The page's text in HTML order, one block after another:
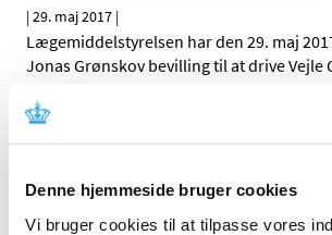
Denne hjemmeside bruger cookies
Vi bruger cookies til at tilpasse vores
|29. maj 2017 |
Lægemiddelstyrelsen har den 29. maj
Jonas Grønskov bevilling til at drive Vejle
Bevilling til Virum Apotek
Lægemiddelstyrelsen har den 29. maj
Halling-Sørensen bevilling til at drive